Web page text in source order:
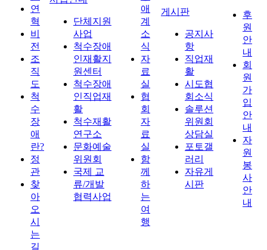
연
혁
비
전
조
직
도
척
수
장
애
란?
정
관
찾
아
오
시
는
길
단체지원
사업
척수장애
인재활지
원센터
척수장애
인직업재
활
척수재활
연구소
문화예술
위원회
국제 교
류/개발
협력사업
애
계
소
식
자
료
실
협
회
자
료
실
함
께
하
는
여
행
게시판
공지사
항
직업재
활
시도협
회소식
솔루션
위원회
상담실
포토갤
러리
자유게
시판
후
원
안
내
회
원
가
입
안
내
자
원
봉
사
안
내